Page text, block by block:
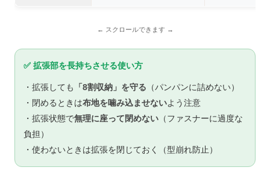
✅ 拡張部を長持ちさせる使い方
・拡張しても 「8割収納」を守る （パンパンに詰めない）
・閉めるときは布地を噛み込ませないよう注意
・拡張状態で無理に座って閉めない （ファスナーに過度な
負担）
・使わないときは拡張を閉じておく（型崩れ防止）